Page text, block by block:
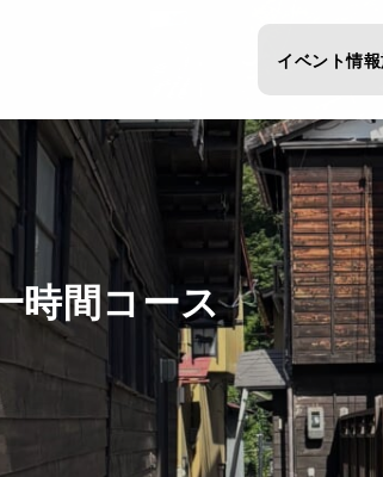
イベント情報
時間コース